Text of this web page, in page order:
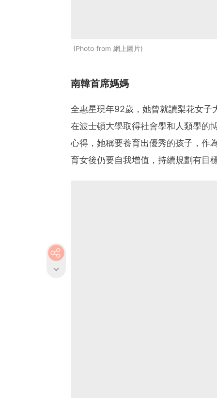
Photo from 網上圖片
南韓首席媽媽
全惠星現年92歲，她曾就讀梨花女子
在波士頓大學取得社會學和人類學的
心得，她稱要養育出優秀的孩子，作
育女後仍要自我增值，持續規劃有目